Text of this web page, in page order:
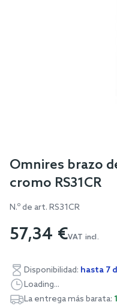
Skip
beginning
the
gallery
Omnires brazo
cromo RS31CR
N.º de art. RS31CR
57,34 €VAT incl.
Disponibilidad: hasta 7
Loading...
La entrega más barata: